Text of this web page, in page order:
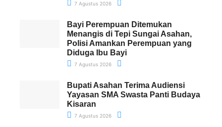
7 Agustus 2026
Bayi Perempuan Ditemukan
Menangis di Tepi Sungai Asahan,
Polisi Amankan Perempuan yang
Diduga Ibu Bayi
7 Agustus 2026
Bupati Asahan Terima Audiensi
Yayasan SMA Swasta Panti Budaya
Kisaran
7 Agustus 2026